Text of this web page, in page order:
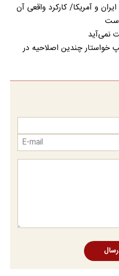
و آمریکا/ کارکرد واقعی آن
است
نمی‌آید
خواستار چندین اصلاحیه در